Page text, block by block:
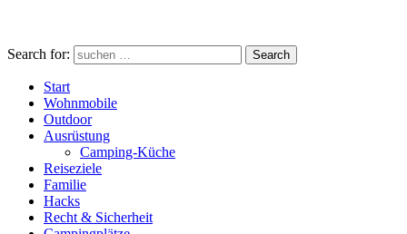
Search for: Search
Start
Wohnmobile
Outdoor
Ausrüstung
Camping-Küche
Reiseziele
Familie
Hacks
Recht & Sicherheit